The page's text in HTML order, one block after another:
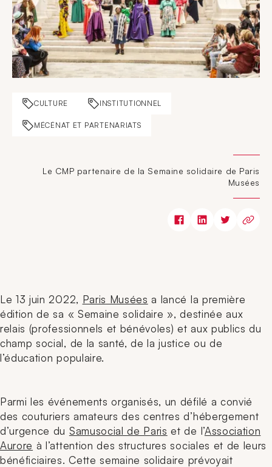
CULTURE INSTITUTIONNEL
MÉCÉNAT ET PARTENARIATS
Le CMP partenaire de la Semaine solidaire de Paris
Musées
Le 13 juin 2022, Paris Musées a lancé la première
édition de sa « Semaine solidaire », destinée aux
relais (professionnels et bénévoles) et aux publics du
champ social, de la santé, de la justice ou de
l’éducation populaire.
Parmi les événements organisés, un défilé a convié
des couturiers amateurs des centres d’hébergement
d’urgence du Samusocial de Paris et de l’Association
Aurore à l’attention des structures sociales et de leurs
bénéficiaires. Cette semaine solidaire prévoyait